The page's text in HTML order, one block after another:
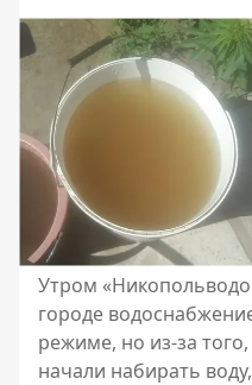
Утром
городе
режиме, но из-за
начали набирать